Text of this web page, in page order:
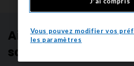
Aidez-nous à créer
sans cancer
Vous pouvez modifier vos
les paramètres